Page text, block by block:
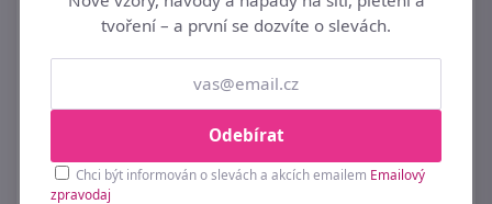
tvoření – a první se dozvíte o slevách.
Odebírat
Chci být informován o slevách a akcích emailem Emailový
zpravodaj